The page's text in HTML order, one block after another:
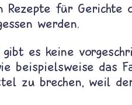
Rezepte für Gerichte
werden.
gibt es keine
beispielsweise das
zu brechen, weil